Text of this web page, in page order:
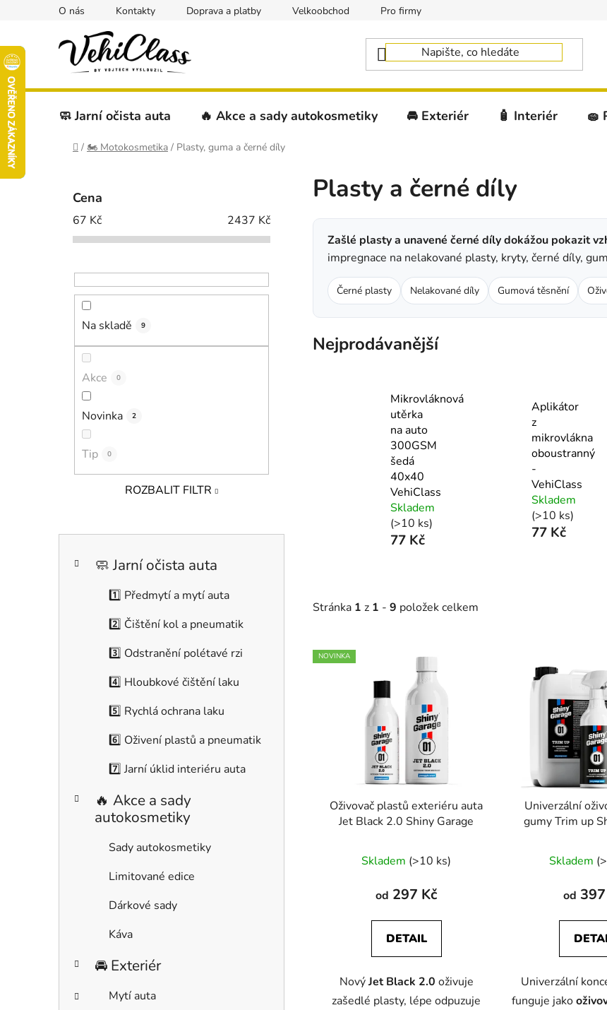
O nás Kontakty Doprava a platby Velkoobchod Pro firmy
🧼 Jarní očista auta 🔥 Akce a sady autokosmetiky 🚘 Exteriér 🧴 Interiér 🧽
Domů
/ 🏍️ Motokosmetika / Plasty, guma a černé díly
Cena
67 Kč 2437 Kč
Na skladě 9
Akce 0
Novinka 2
Tip 0
ROZBALIT FILTR
kategorie
K
🧼 Jarní očista auta
1️⃣ Předmytí a mytí auta
2️⃣ Čištění kol a pneumatik
3️⃣ Odstranění polétavé rzi
4️⃣ Hloubkové čištění laku
5️⃣ Rychlá ochrana laku
6️⃣ Oživení plastů a pneumatik
7️⃣ Jarní úklid interiéru auta
🔥 Akce a sady
autokosmetiky
Sady autokosmetiky
Limitované edice
Dárkové sady
Káva
🚘 Exteriér
Mytí auta
Plasty a černé díly
Zašlé plasty a unavené černé díly dokážou pokazit
impregnace na nelakované plasty, kryty, černé díly,
Černé plasty Nelakované díly Gumová těsnění
Nejprodávanější
Mikrovláknová
utěrka
na auto
300GSM
šedá
40x40
VehiClass
Skladem
(>10 ks)
77 Kč
Aplikátor
z
mikrovlákna
oboustranný
-
VehiClass
Skladem
(>10 ks)
77 Kč
Stránka 1 z 1 - 9 položek celkem
V
ý
NOVINKA
Oživovač plastů exteriéru auta
Jet Black 2.0 Shiny Garage
Skladem (>10 ks)
od 297 Kč
DETAIL
NovýJet Black 2.0 oživuje
zašedlé plasty, lépe odpuzuje
Univerzální
gumy Trim up
z
Skladem
od
Univerzální
funguje jako